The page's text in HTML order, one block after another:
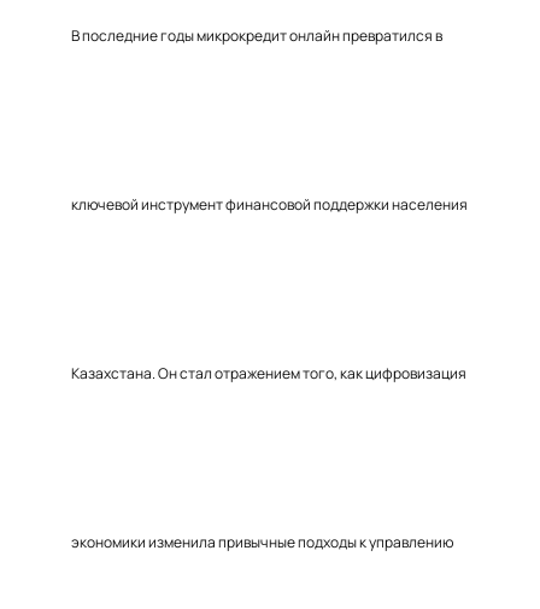
В последние годы микрокредит онлайн превратился в
ключевой инструмент финансовой поддержки населения
Казахстана. Он стал отражением того, как цифровизация
экономики изменила привычные подходы к управлению